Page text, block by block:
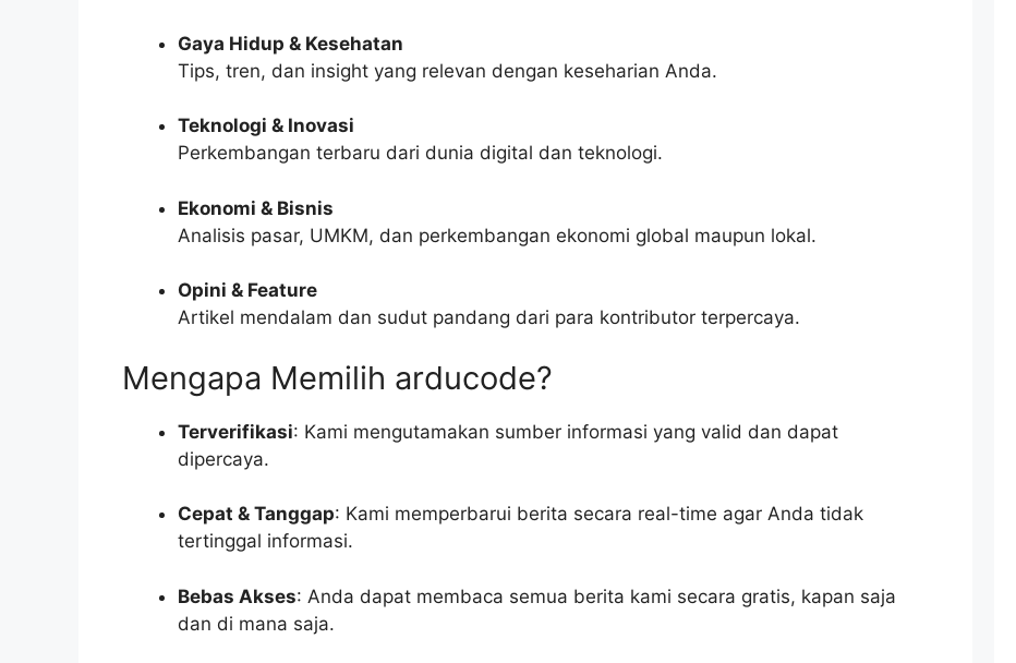
Gaya Hidup & Kesehatan
Tips, tren, dan insight yang relevan dengan keseharian Anda.
Teknologi & Inovasi
Perkembangan terbaru dari dunia digital dan teknologi.
Ekonomi & Bisnis
Analisis pasar, UMKM, dan perkembangan ekonomi global maupun lokal.
Opini & Feature
Artikel mendalam dan sudut pandang dari para kontributor terpercaya.
Mengapa Memilih arducode?
Terverifikasi: Kami mengutamakan sumber informasi yang valid dan dapat
dipercaya.
Cepat & Tanggap: Kami memperbarui berita secara real-time agar Anda tidak
tertinggal informasi.
Bebas Akses: Anda dapat membaca semua berita kami secara gratis, kapan saja
dan di mana saja.